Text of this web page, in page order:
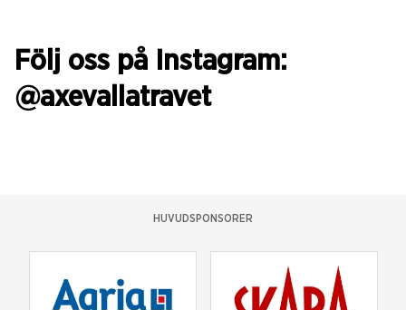
Följ oss på Instagram:
@axevallatravet
HUVUDSPONSORER